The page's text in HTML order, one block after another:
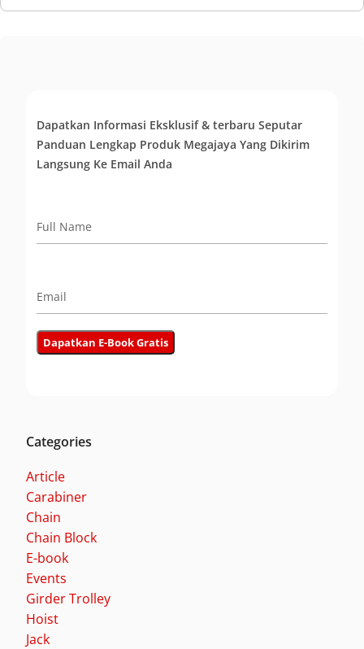
Dapatkan Informasi Eksklusif & terbaru Seputar
Panduan Lengkap Produk Megajaya Yang Dikirim
Langsung Ke Email Anda
Categories
Article
Carabiner
Chain
Chain Block
E-book
Events
Girder Trolley
Hoist
Jack